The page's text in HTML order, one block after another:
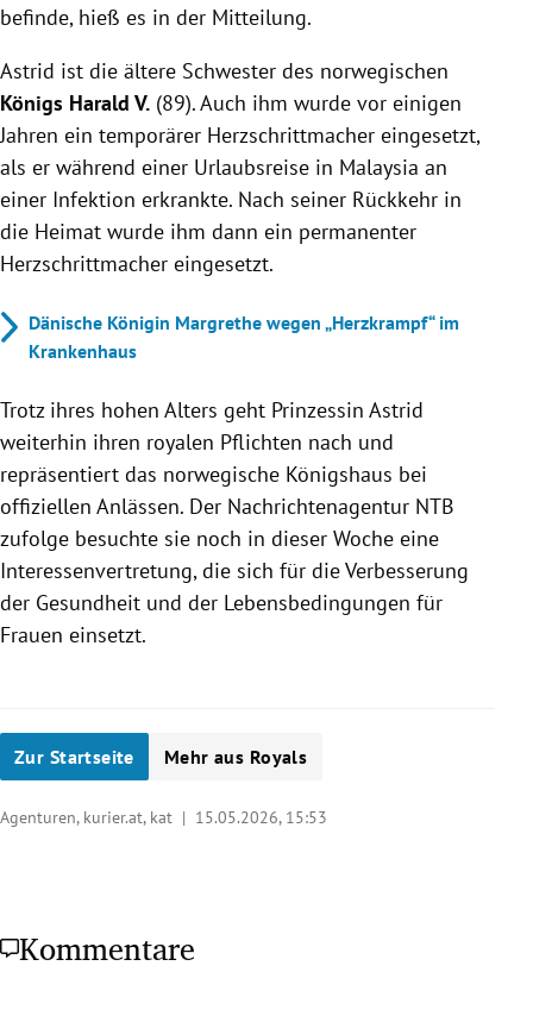
befinde, hieß es in der Mitteilung.
Astrid ist die ältere Schwester des norwegischen
Königs Harald V. (89). Auch ihm wurde vor einigen
Jahren ein temporärer Herzschrittmacher eingesetzt,
als er während einer Urlaubsreise in Malaysia an
einer Infektion erkrankte. Nach seiner Rückkehr in
die Heimat wurde ihm dann ein permanenter
Herzschrittmacher eingesetzt.
Dänische Königin Margrethe wegen „Herzkrampf“ im
Krankenhaus
Trotz ihres hohen Alters geht Prinzessin Astrid
weiterhin ihren royalen Pflichten nach und
repräsentiert das norwegische Königshaus bei
offiziellen Anlässen. Der Nachrichtenagentur NTB
zufolge besuchte sie noch in dieser Woche eine
Interessenvertretung, die sich für die Verbesserung
der Gesundheit und der Lebensbedingungen für
Frauen einsetzt.
Zur Startseite Mehr aus Royals
Agenturen, kurier.at, kat | 15.05.2026, 15:53
Kommentare